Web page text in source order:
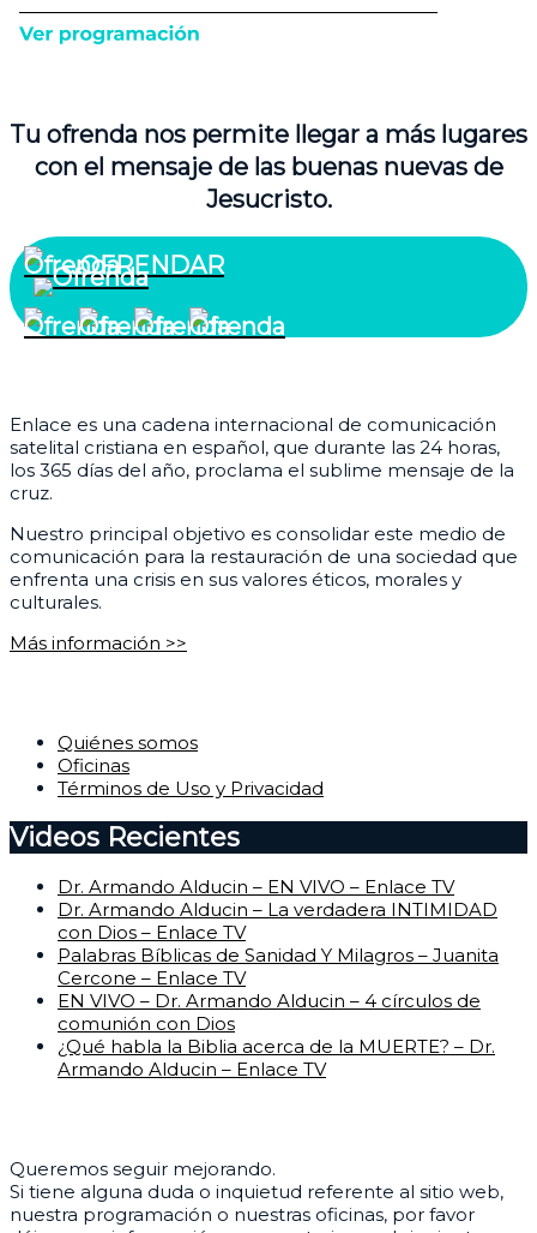
Tu ofrenda nos permite llegar a más lugares
con el mensaje de las buenas nuevas de
Jesucristo.
OFRENDAR
Enlace es una cadena internacional de comunicación
satelital cristiana en español, que durante las 24 horas,
los 365 días del año, proclama el sublime mensaje de la
cruz.
Nuestro principal objetivo es consolidar este medio de
comunicación para la restauración de una sociedad que
enfrenta una crisis en sus valores éticos, morales y
culturales.
Más información >>
Quiénes somos
Oficinas
Términos de Uso y Privacidad
Videos Recientes
Dr. Armando Alducin – EN VIVO – Enlace TV
Dr. Armando Alducin – La verdadera INTIMIDAD
con Dios – Enlace TV
Palabras Bíblicas de Sanidad Y Milagros – Juanita
Cercone – Enlace TV
EN VIVO – Dr. Armando Alducin – 4 círculos de
comunión con Dios
¿Qué habla la Biblia acerca de la MUERTE? – Dr.
Armando Alducin – Enlace TV
Queremos seguir mejorando.
Si tiene alguna duda o inquietud referente al sitio web,
nuestra programación o nuestras oficinas, por favor